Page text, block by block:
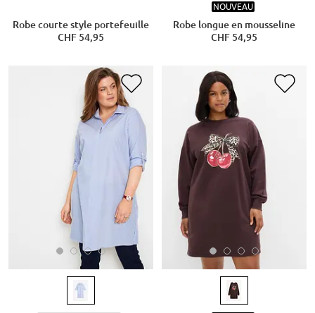
Robe courte style portefeuille
CHF 54,95
NOUVEAU
Robe longue en mousseline
CHF 54,95